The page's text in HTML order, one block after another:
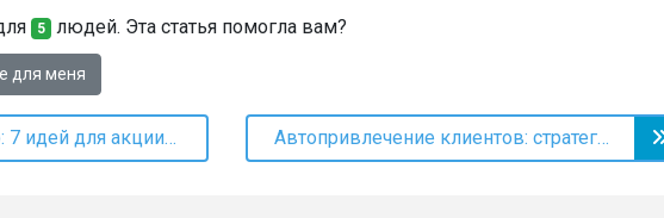
5 людей. Эта статья помогла вам?
для меня
Страшно выгодно: 7 идей для акции к Хэллоуину Автопривлечение клиентов: стратегии возврата постоянных клиентов и увеличения клиентской базы